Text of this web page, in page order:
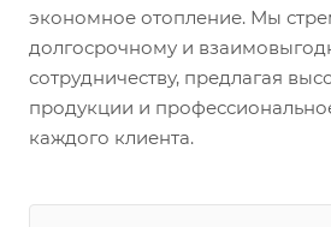
экономное отопление. Мы
долгосрочному и
сотрудничеству, предлагая
продукции и
каждого клиента.